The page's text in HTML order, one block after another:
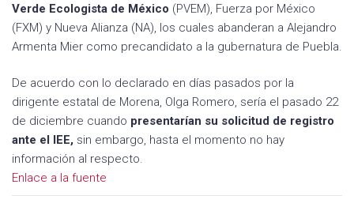
Verde Ecologista de México (PVEM), Fuerza por México
(FXM) y Nueva Alianza (NA), los cuales abanderan a Alejandro
Armenta Mier como precandidato a la gubernatura de Puebla.
De acuerdo con lo declarado en días pasados por la
dirigente estatal de Morena, Olga Romero, sería el pasado 22
de diciembre cuando presentarían su solicitud de registro
ante el IEE, sin embargo, hasta el momento no hay
información al respecto.
Enlace a la fuente